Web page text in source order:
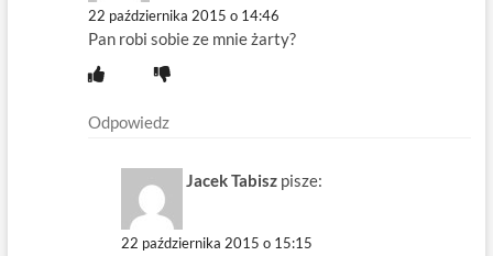
22 października 2015 o 14:46
Pan robi sobie ze mnie żarty?
Odpowiedz
Jacek Tabisz pisze:
22 października 2015 o 15:15